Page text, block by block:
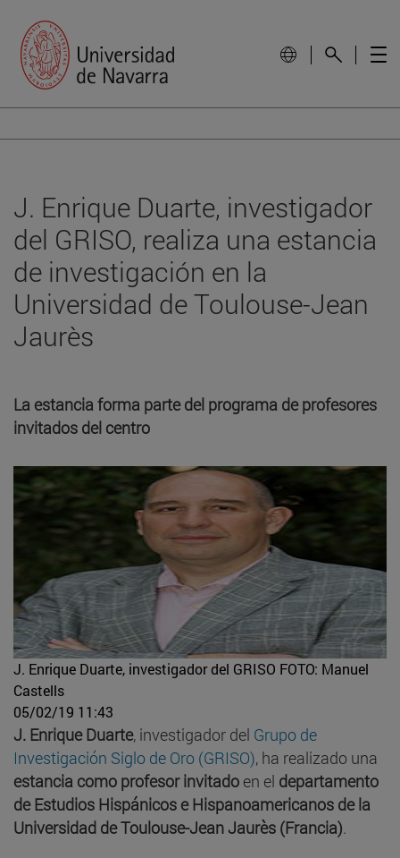
J. Enrique Duarte, investigador
del GRISO, realiza una estancia
de investigación en la
Universidad de Toulouse-Jean
Jaurès
La estancia forma parte del programa de profesores
invitados del centro
J. Enrique Duarte, investigador del GRISO FOTO: Manuel
Castells
05/02/19 11:43
J. Enrique Duarte, investigador del Grupo de
Investigación Siglo de Oro (GRISO), ha realizado una
estancia como profesor invitado en el departamento
de Estudios Hispánicos e Hispanoamericanos de la
Universidad de Toulouse-Jean Jaurès (Francia).